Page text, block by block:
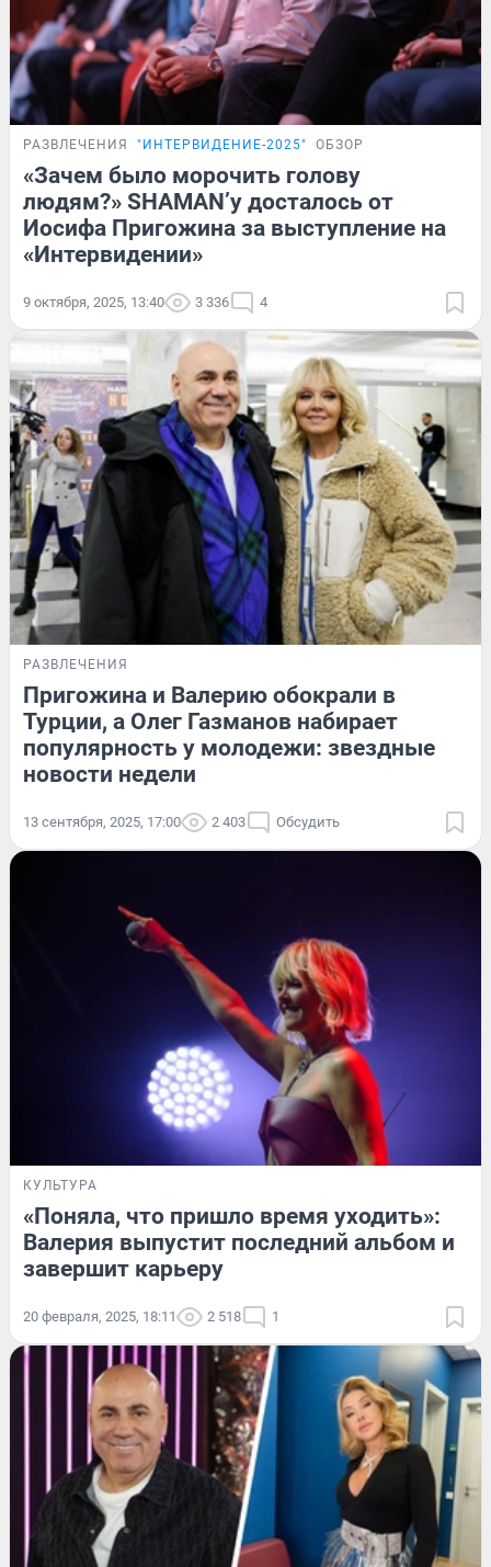
РАЗВЛЕЧЕНИЯ "ИНТЕРВИДЕНИЕ-2025" ОБЗОР
«Зачем было морочить голову
людям?» SHAMAN’у досталось от
Иосифа Пригожина за выступление на
«Интервидении»
9 октября, 2025, 13:40 3 336 4
РАЗВЛЕЧЕНИЯ
Пригожина и Валерию обокрали в
Турции, а Олег Газманов набирает
популярность у молодежи: звездные
новости недели
13 сентября, 2025, 17:00 2 403 Обсудить
КУЛЬТУРА
«Поняла, что пришло время уходить»:
Валерия выпустит последний альбом и
завершит карьеру
20 февраля, 2025, 18:11 2 518 1